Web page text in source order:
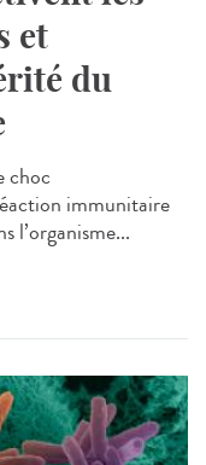
et
du
choc
immunitaire
l’organisme...